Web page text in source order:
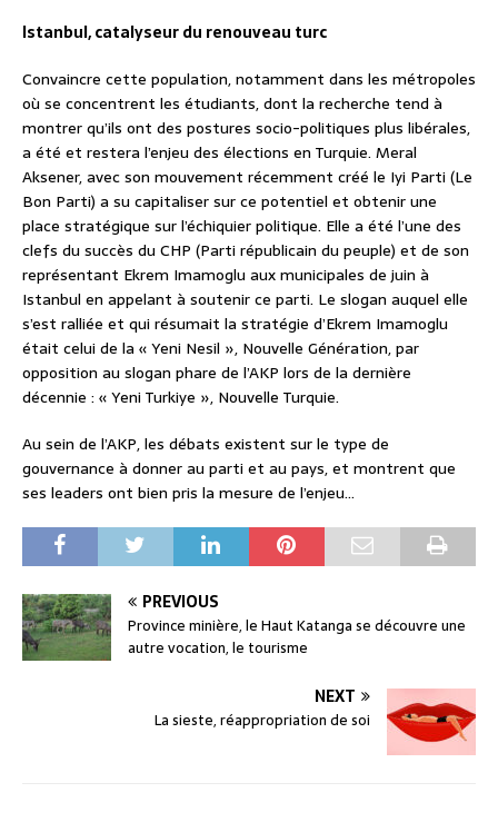
Istanbul, catalyseur du renouveau turc
Convaincre cette population, notamment dans les métropoles
où se concentrent les étudiants, dont la recherche tend à
montrer qu’ils ont des postures socio-politiques plus libérales,
a été et restera l’enjeu des élections en Turquie. Meral
Aksener, avec son mouvement récemment créé le Iyi Parti (Le
Bon Parti) a su capitaliser sur ce potentiel et obtenir une
place stratégique sur l’échiquier politique. Elle a été l’une des
clefs du succès du CHP (Parti républicain du peuple) et de son
représentant Ekrem Imamoglu aux municipales de juin à
Istanbul en appelant à soutenir ce parti. Le slogan auquel elle
s’est ralliée et qui résumait la stratégie d’Ekrem Imamoglu
était celui de la « Yeni Nesil », Nouvelle Génération, par
opposition au slogan phare de l’AKP lors de la dernière
décennie : « Yeni Turkiye », Nouvelle Turquie.
Au sein de l’AKP, les débats existent sur le type de
gouvernance à donner au parti et au pays, et montrent que
ses leaders ont bien pris la mesure de l’enjeu…
PREVIOUS
Province minière, le Haut Katanga se découvre une
autre vocation, le tourisme
NEXT
La sieste, réappropriation de soi